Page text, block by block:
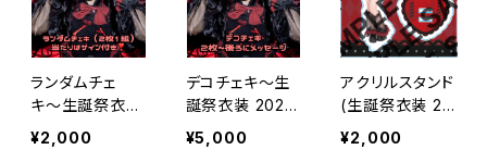
ランダムチェ
キ〜生誕祭衣装
2026 ver.～【神
楽 いのり】
¥2,000
デコチェキ〜生
誕祭衣装 2026
ver.～【神楽 い
のり】
¥5,000
アクリルスタンド
(生誕祭衣装 20
26 ver.)【神楽
いのり】
¥2,000